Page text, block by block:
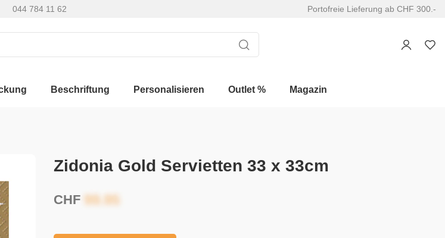
044 784 11 62 Portofreie Lieferung ab CHF 300.-
Beschriftung Personalisieren Outlet % Magazin
Zidonia Gold Servietten 33 x 33cm
CHF